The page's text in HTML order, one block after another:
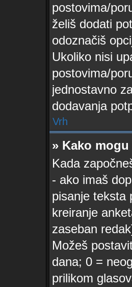
postovima/
želiš dodati
odoznačiš
Ukoliko nisi
postovima/
jednostavno
dodavanja
Vrh
» Kako
Kada
- ako imaš
pisanje teksta
kreiranje
zaseban
Možeš
dana; 0 =
prilikom